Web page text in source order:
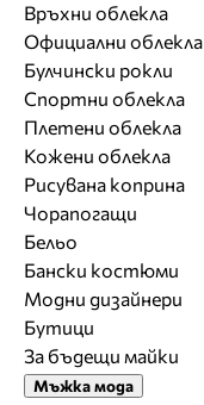
Връхни облекла
Официални облекла
Булчински рокли
Спортни облекла
Плетени облекла
Кожени облекла
Рисувана коприна
Чорапогащи
Бельо
Бански костюми
Модни дизайнери
Бутици
За бъдещи майки
Мъжка мода